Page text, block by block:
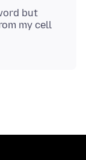
but
my cell